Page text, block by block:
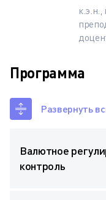
Программа
Развернуть
Валютное
контроль